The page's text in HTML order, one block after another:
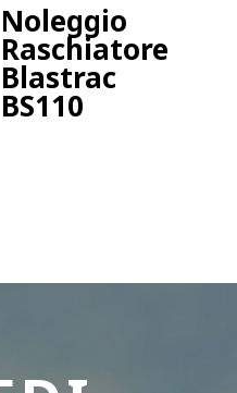
Noleggio
Raschiatore
Blastrac
BS110